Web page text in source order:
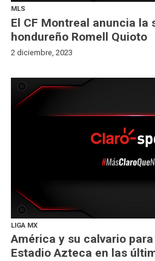
MLS
El CF Montreal anuncia la
hondureño Romell Quioto
2 diciembre, 2023
LIGA MX
América y su calvario
Estadio Azteca en las